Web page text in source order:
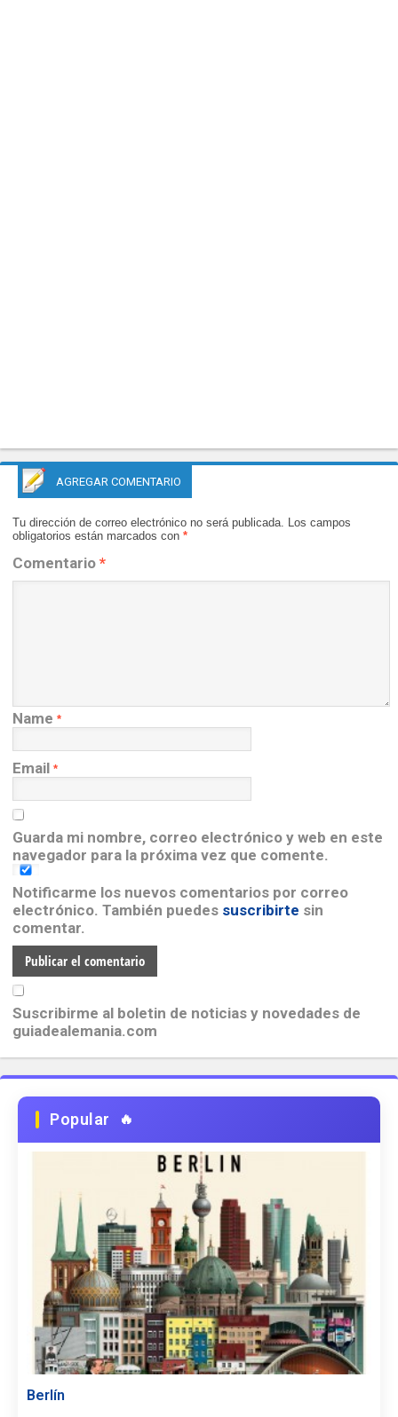
AGREGAR COMENTARIO
Tu dirección de correo electrónico no será publicada. Los campos
obligatorios están marcados con *
Comentario *
Name *
Email *
Guarda mi nombre, correo electrónico y web en este
navegador para la próxima vez que comente.
Notificarme los nuevos comentarios por correo
electrónico. También puedes suscribirte sin
comentar.
Suscribirme al boletin de noticias y novedades de
guiadealemania.com
Popular
Berlín